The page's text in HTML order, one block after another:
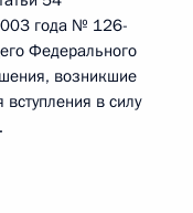
года № 126-
Федерального
возникшие
в силу